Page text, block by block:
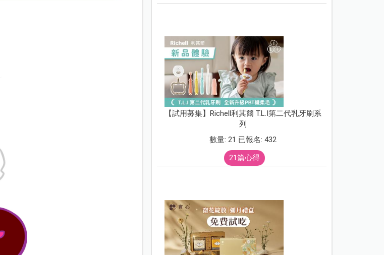
【試用募集】Richell利其爾 T.L.I第二代乳牙刷系
列
數量: 21 已報名: 432
21篇心得